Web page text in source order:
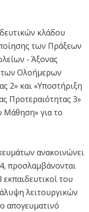
κλάδου
των Πράξεων
- Άξονας
των Ολοήμερων
2» και «Υποστήριξη
Προτεραιότητας 3»
Μάθηση» για το
ανακοινώνει
προσλαμβάνονται
του
λειτουργικών
απογευματινό